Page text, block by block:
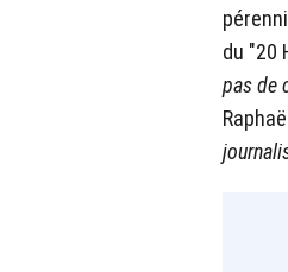
du "20
pas de